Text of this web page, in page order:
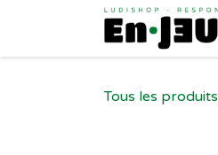
Se rendre au contenu
Tous les produits